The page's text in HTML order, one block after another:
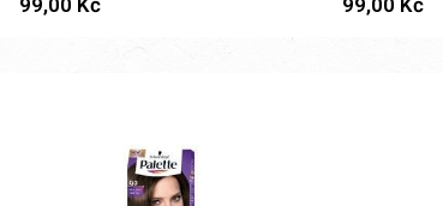
99,00 Kč 99,00 Kč